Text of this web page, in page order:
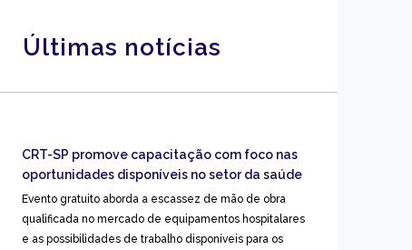
Últimas notícias
CRT-SP promove capacitação com foco nas
oportunidades disponíveis no setor da saúde
Evento gratuito aborda a escassez de mão de obra
qualificada no mercado de equipamentos hospitalares
e as possibilidades de trabalho disponíveis para os